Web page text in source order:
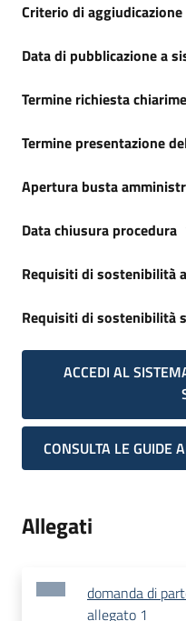
Criterio di aggiudicazione
Data di pubblicazione a
Termine richiesta
Termine presentazione
Apertura busta
Data chiusura procedura
Requisiti di sostenibilità
Requisiti di sostenibilità
ACCEDI AL
CONSULTA LE GUIDE
Allegati
domanda di
allegato 1